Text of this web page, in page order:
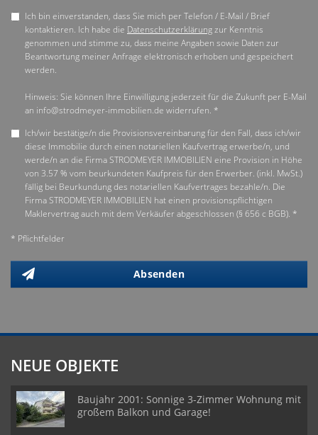
Ich bin einverstanden, dass Sie mich per Telefon / E-Mail / Brief
kontaktieren. Ich habe die Datenschutzerklärungzur Kenntnis
genommen und stimme zu, dass meine Angaben sowie Daten zur
Beantwortung meiner Anfrage elektronisch erhoben und gespeichert
werden.
Hinweis: Sie können Ihre Einwilligung jederzeit für die Zukunft per E-Mail
an info@strodmeyer-immobilien.de widerrufen. *
Ich/wir bestätige/n die Provisionsvereinbarung für den Fall, dass ich/wir
diese Immobilie durch einen notariellen Kaufvertrag erwerbe/n, und
werde/n an die Firma STRODMEYER IMMOBILIEN eine Provision in Höhe
von 3.57 % vom beurkundeten Kaufpreis für den Erwerber. (inkl. MwSt.)
fällig bei Beurkundung des notariellen Kaufvertrages bezahle/n. Die
Firma STRODMEYER IMMOBILIEN hat einen provisionspflichtigen
Maklervertrag auch mit dem Verkäufer abgeschlossen (§ 656 c BGB). *
* Pflichtfelder
Absenden
NEUE OBJEKTE
Baujahr 2001: Sonnige 3-Zimmer Wohnung mit
großem Balkon und Garage!